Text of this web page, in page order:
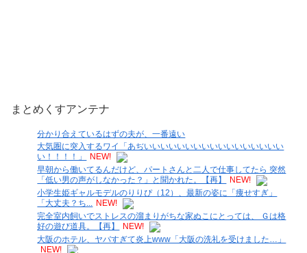
まとめくすアンテナ
分かり合えているはずの夫が、一番遠い
大気圏に突入するワイ「あぢいいいいいいいいいいいいいいいいい
い！！！！」
NEW!
早朝から働いてるんだけど、パートさんと二人で仕事してたら 突然
「低い男の声がしなかった？」と聞かれた。【再】
NEW!
小学生姫ギャルモデルのりりぴ（12）、最新の姿に「痩せすぎ」
「大丈夫？ち... NEW!
完全室内飼いでストレスの溜まりがちな家ぬこにとっては、 Ｇは格
好の遊び道具。【再】
NEW!
大阪のホテル、ヤバすぎて炎上www「大阪の洗礼を受けました…」
NEW!